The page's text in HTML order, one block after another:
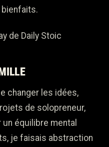
de Daily Stoic
changer les idées,
de solopreneur,
équilibre mental
je faisais abstraction